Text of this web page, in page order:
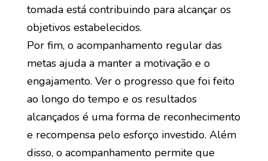
tomada está contribuindo para alcançar os
objetivos estabelecidos.
Por fim, o acompanhamento regular das
metas ajuda a manter a motivação e o
engajamento. Ver o progresso que foi feito
ao longo do tempo e os resultados
alcançados é uma forma de reconhecimento
e recompensa pelo esforço investido. Além
disso, o acompanhamento permite que